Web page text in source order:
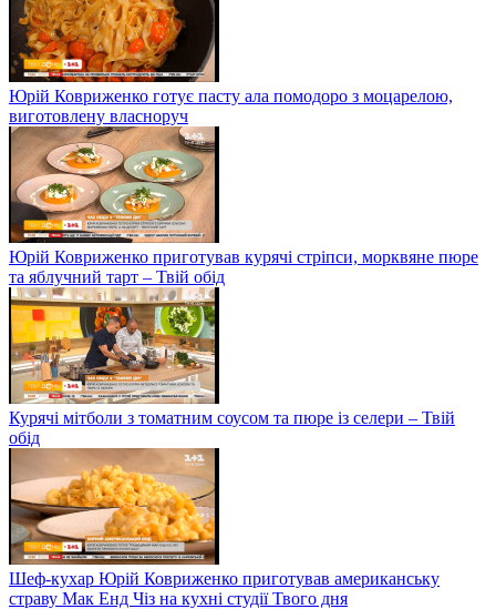
Юрій Ковриженко готує пасту ала помодоро з моцарелою,
виготовлену власноруч
Юрій Ковриженко приготував курячі стріпси, морквяне пюре
та яблучний тарт – Твій обід
Курячі мітболи з томатним соусом та пюре із селери – Твій
обід
Шеф-кухар Юрій Ковриженко приготував американську
страву Мак Енд Чіз на кухні студії Твого дня